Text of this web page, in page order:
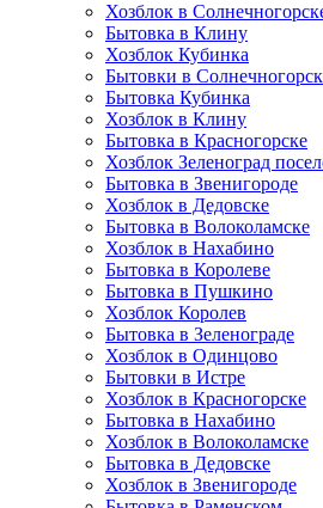
Хозблок в
Бытовка в Клину
Хозблок Кубинка
Бытовки в
Бытовка Кубинка
Хозблок в Клину
Бытовка в Красногорске
Хозблок Зеленоград
Бытовка в Звенигороде
Хозблок в Дедовске
Бытовка в Волоколамске
Хозблок в Нахабино
Бытовка в Королеве
Бытовкa в Пушкино
Хозблок Королев
Бытовка в Зеленограде
Хозблок в Одинцово
Бытовки в Истре
Хозблок в Красногорске
Бытовка в Нахабино
Хозблок в Волоколамске
Бытовкa в Дедовске
Хозблок в Звенигороде